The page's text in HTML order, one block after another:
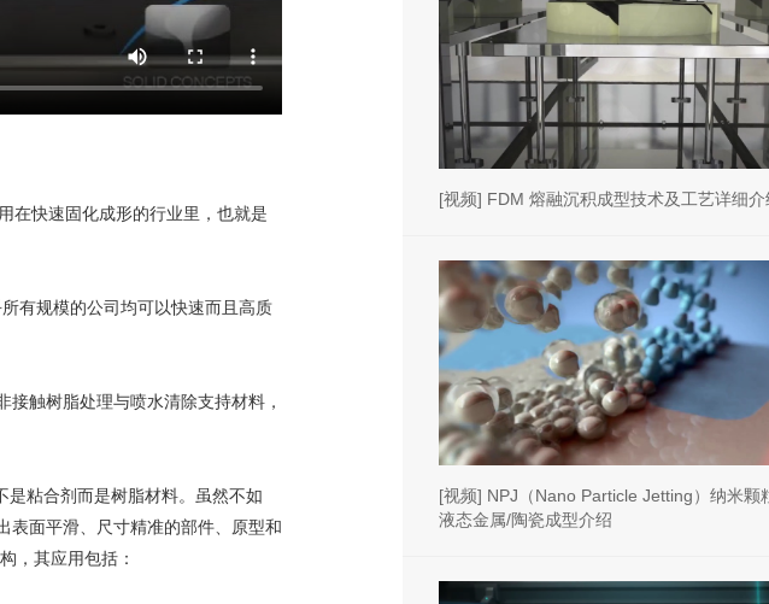
在快速固化成形的行业里，也就是
有规模的公司均可以快速而且高质
触树脂处理与喷水清除支持材料，
粘合剂而是树脂材料。虽然不如
表面平滑、尺寸精准的部件、原型和
，其应用包括：
[视频] FDM 熔融沉积成型技术及工艺详细介
[视频] NPJ（Nano Particle Jetting）纳米颗
液态金属/陶瓷成型介绍